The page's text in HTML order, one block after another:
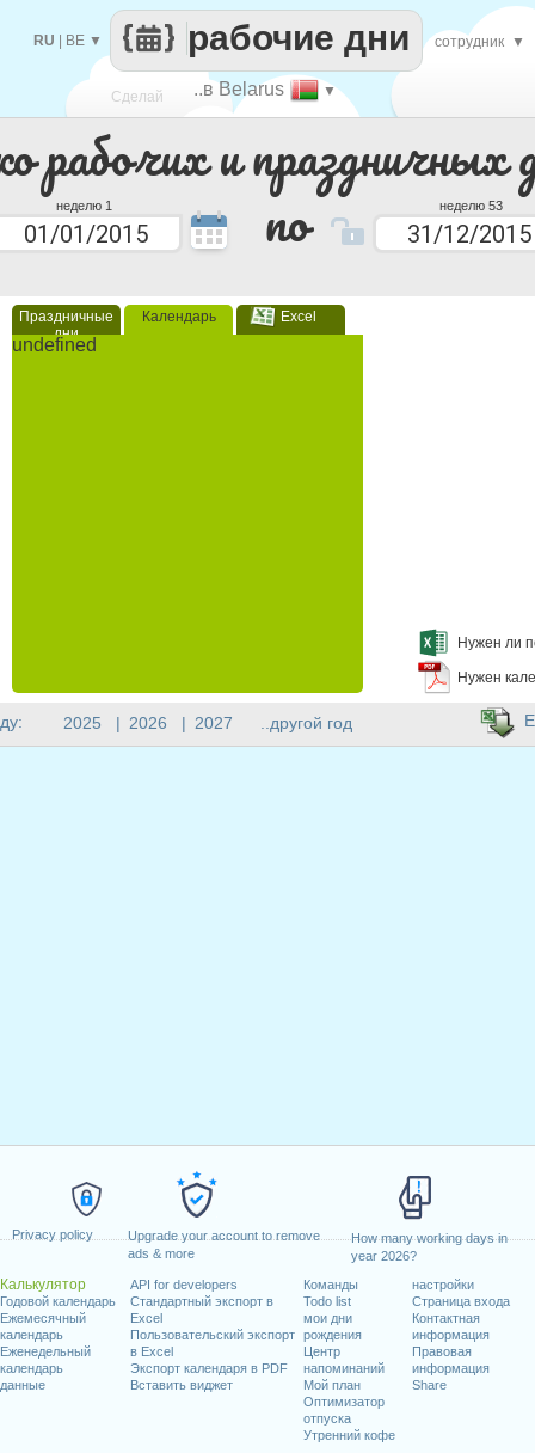
Privacy policy
Upgrade your account to remove
ads & more
How many working days in
year 2026?
Калькулятор
Годовой календарь
Ежемесячный
календарь
Еженедельный
календарь
данные
API for developers
Стандартный экспорт в
Excel
Пользовательский экспорт
в Excel
Экспорт календаря в PDF
Вставить виджет
Команды
Todo list
мои дни
рождения
Центр
напоминаний
Мой план
Оптимизатор
отпуска
Утренний кофе
настройки
Страница входа
Контактная
информация
Правовая
информация
Share
рабочих и праздничных
неделю 1 по неделю 53
Праздничные
дни
Календарь Excel
undefined
Нужен ли
Нужен
Сделай
каждый
..в Belarus ▼
рабочие дни
RU BE ▼ сотрудник ▼
2025 | 2026 | 2027 ..другой год